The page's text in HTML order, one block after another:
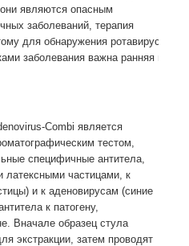
являются опасным
заболеваний, терапия
для обнаружения ротавирусов
заболевания важна ранняя и
Combi является
тестом,
специфичные антитела,
латексными частицами, к
и к аденовирусам (синие
к патогену,
Вначале образец стула
экстракции, затем проводят